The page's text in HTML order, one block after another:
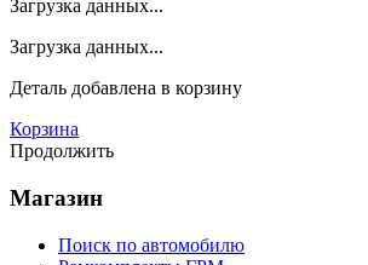
Загрузка данных...
Загрузка данных...
Деталь добавлена в корзину
Корзина
Продолжить
Магазин
Поиск по автомобилю